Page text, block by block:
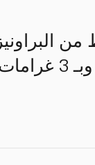
من
أضف الماء.